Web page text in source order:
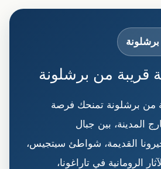
قريبة من برشلونة
من برشلونة تمنحك فرصة
المدينة، بين جبال
القديمة، شواطئ سيتجيس،
الرومانية في تاراغونا،